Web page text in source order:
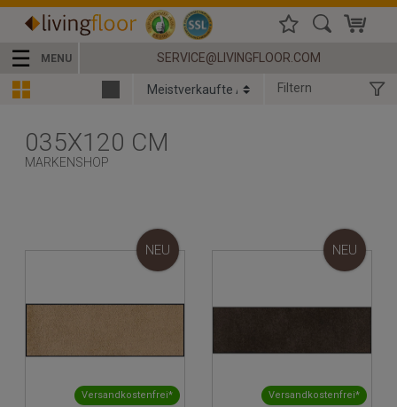
☰ MENU SERVICE@LIVINGFLOOR.COM
Filtern
035X120 CM
MARKENSHOP
Versandkostenfrei*
NEU
Versandkostenfrei*
NEU